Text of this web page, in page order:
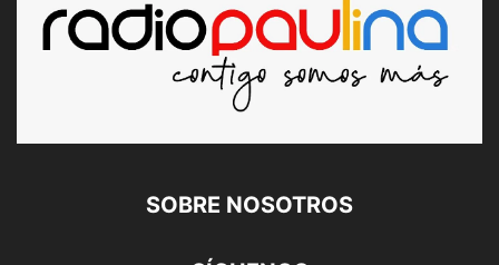
SOBRE NOSOTROS